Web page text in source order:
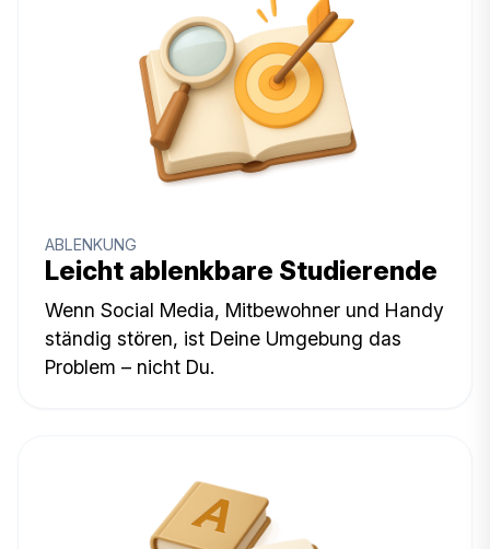
ABLENKUNG
Leicht ablenkbare Studierende
Wenn Social Media, Mitbewohner und Handy
ständig stören, ist Deine Umgebung das
Problem – nicht Du.